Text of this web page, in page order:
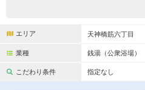
完全個室
エリア 天神橋筋六丁目
業種 銭湯（公衆浴場）
こだわり条件 指定なし